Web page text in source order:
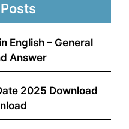
English – General
Answer
2025 Download